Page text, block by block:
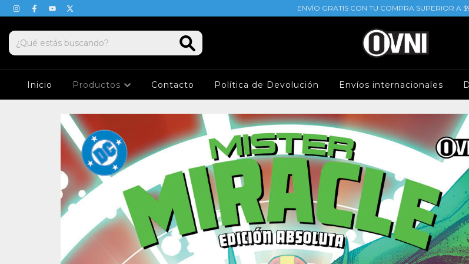
ENVÍO GRATIS CON TU COMPRA SUPERIOR A
Inicio Productos Contacto Política de Devolución Envíos internacionales